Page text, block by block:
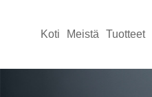
Koti Meistä Tuotteet